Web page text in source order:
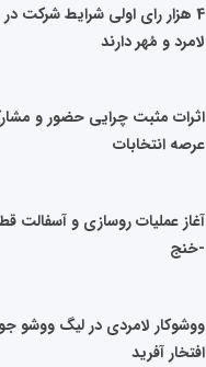
4 هزار رای اولی شرایط شرکت در
لامرد و مُهر دارند
اثرات مثبت چرایی حضور و
عرصه انتخابات
آغاز عملیات روسازی و آسفالت
-خنج
ووشوکار لامردی در لیگ ووشو
افتخار آفرید